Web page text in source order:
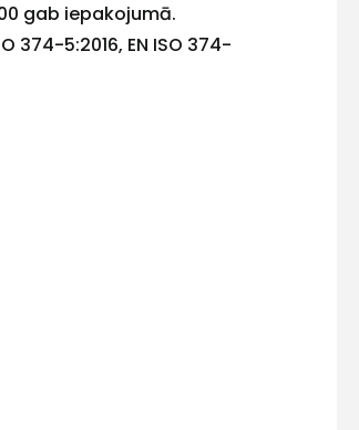
gab iepakojumā.
374-5:2016, EN ISO 374-